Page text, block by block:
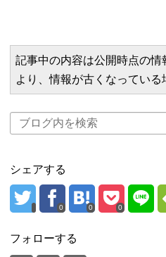
記事中の内容は公開時点の
より、情報が古くなっている
シェアする
0 0 0
フォローする